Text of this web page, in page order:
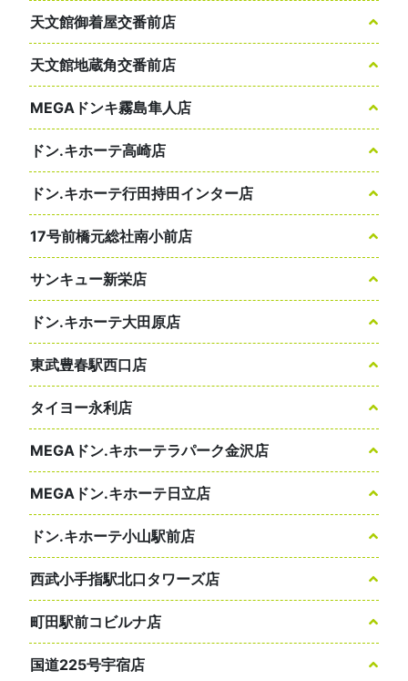
天文館御着屋交番前店
天文館地蔵角交番前店
MEGAドンキ霧島隼人店
ドン.キホーテ高崎店
ドン.キホーテ行田持田インター店
17号前橋元総社南小前店
サンキュー新栄店
ドン.キホーテ大田原店
東武豊春駅西口店
タイヨー永利店
MEGAドン.キホーテラパーク金沢店
MEGAドン.キホーテ日立店
ドン.キホーテ小山駅前店
西武小手指駅北口タワーズ店
町田駅前コビルナ店
国道225号宇宿店